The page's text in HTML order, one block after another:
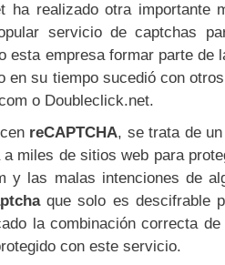
ha realizado otra importante
servicio de captchas
esta empresa formar parte de
en su tiempo sucedió con
o Doubleclick.net.
reCAPTCHA, se trata de
miles de sitios web para
y las malas intenciones de
que solo es descifrable
la combinación correcta
con este servicio.